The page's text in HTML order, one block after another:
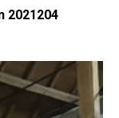
2021204